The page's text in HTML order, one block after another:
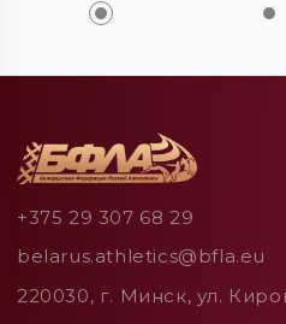
+375 29 307 68 29
belarus.athletics@bfla.eu
220030, г. Минск, ул.